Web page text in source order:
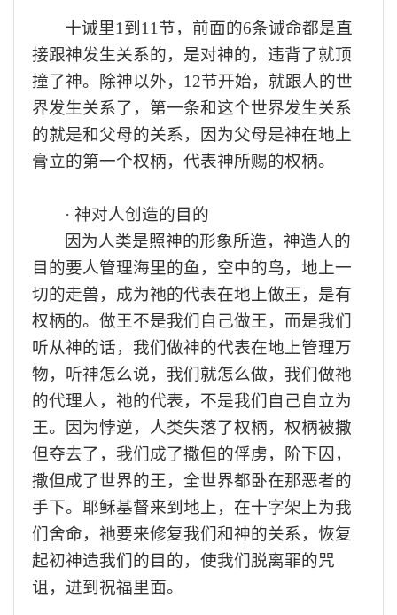
十诫里1到11节， 前面的6条诫命都是直
接跟神发生关系的， 是对神的，违背了就顶
撞了神。除神以外， 12节开始，就跟人的世
界发生关系了 ，第一条和这个世界发生关系
的就是和父母的关系，因为父母是神在地上
膏立的第一个权柄，代表神所赐的权柄。
·神对人创造的目的
因为人类是照神的形象所造，神造人的
目的要人管理海里的鱼，空中的鸟，地上一
切的走兽，成为祂的代表在地上做王 ，是有
权柄的。 做王不是我们自己做王，而是我们
听从神的话，我们做神的代表在地上管理万
物， 听神怎么说， 我们就怎么做，我们做祂
的代理人， 祂的代表，不是我们自己自立为
王。 因为悖逆，人类失落了权柄， 权柄被撒
但夺去了， 我们成了撒但的俘虏，阶下囚 ，
撒但成了世界的王， 全世界都卧在那恶者的
手下。耶稣基督来到地上，在十字架上为我
们舍命， 祂要来修复我们和神的关系 ，恢复
起初神造我们的目的， 使我们脱离罪的咒
诅， 进到祝福里面。